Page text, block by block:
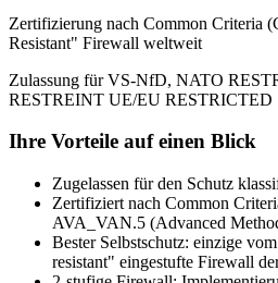
Zertifizierung nach Common Criteria
Resistant" Firewall weltweit
Zulassung für VS-NfD, NATO
RESTREINT UE/EU RESTRICTED
Ihre Vorteile auf einen Blick
Zugelassen für den Schutz
Zertifiziert nach Common
AVA_VAN.5 (Advanced
Bester Selbstschutz: einzige
resistant" eingestufte Firewall